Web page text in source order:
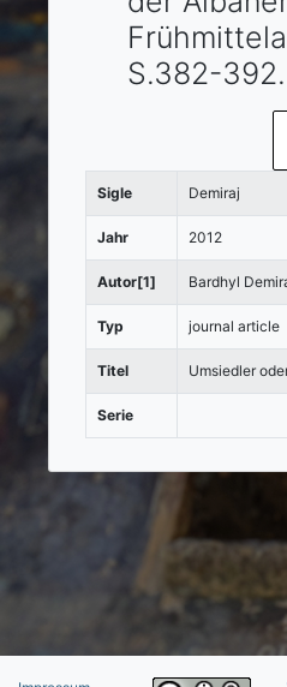
S.382-392.
Sigle Demiraj
Jahr 2012
Autor[1] Bardhyl
Typ journal article
Titel Umsiedler
Serie